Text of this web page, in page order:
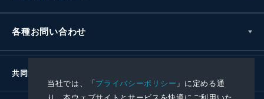
当社では、「プライバシーポリシー 」に定める通
各種お問い合わせ
共同通信社グループ